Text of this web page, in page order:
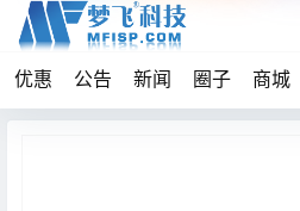
优惠 公告 新闻 圈子 商城